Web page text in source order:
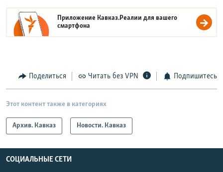
Приложение Кавказ.Реалии для вашего
смартфона
Поделиться Читать без VPN Подпишитесь
Этот контент также в категориях
Архив. Кавказ Новости. Кавказ
СОЦИАЛЬНЫЕ СЕТИ